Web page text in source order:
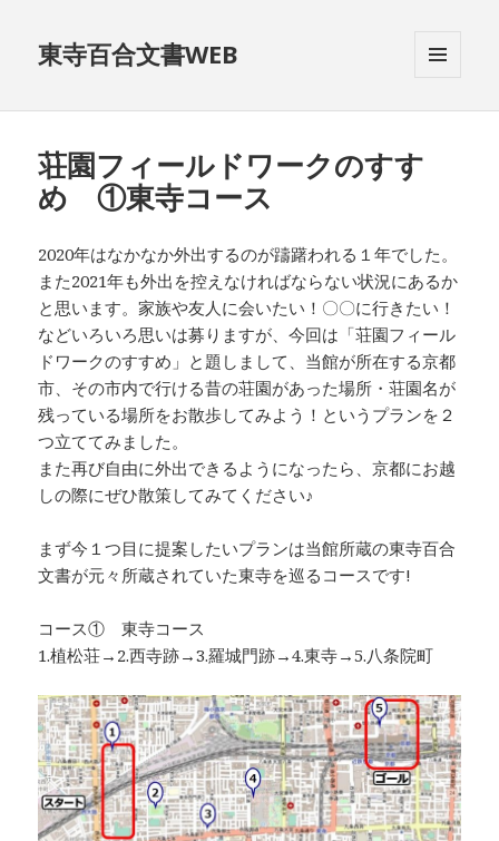
東寺百合文書WEB
ーとウ
荘園フィールドワークのすす
め ①東寺コース
2020年はなかなか外出するのが躊躇われる１年でした。
また2021年も外出を控えなければならない状況にあるか
と思います。家族や友人に会いたい！〇〇に行きたい！
などいろいろ思いは募りますが、今回は「荘園フィール
ドワークのすすめ」と題しまして、当館が所在する京都
市、その市内で行ける昔の荘園があった場所・荘園名が
残っている場所をお散歩してみよう！というプランを２
つ立ててみました。
また再び自由に外出できるようになったら、京都にお越
しの際にぜひ散策してみてください♪
まず今１つ目に提案したいプランは当館所蔵の東寺百合
文書が元々所蔵されていた東寺を巡るコースです!
コース① 東寺コース
1.植松荘→2.西寺跡→3.羅城門跡→4.東寺→5.八条院町